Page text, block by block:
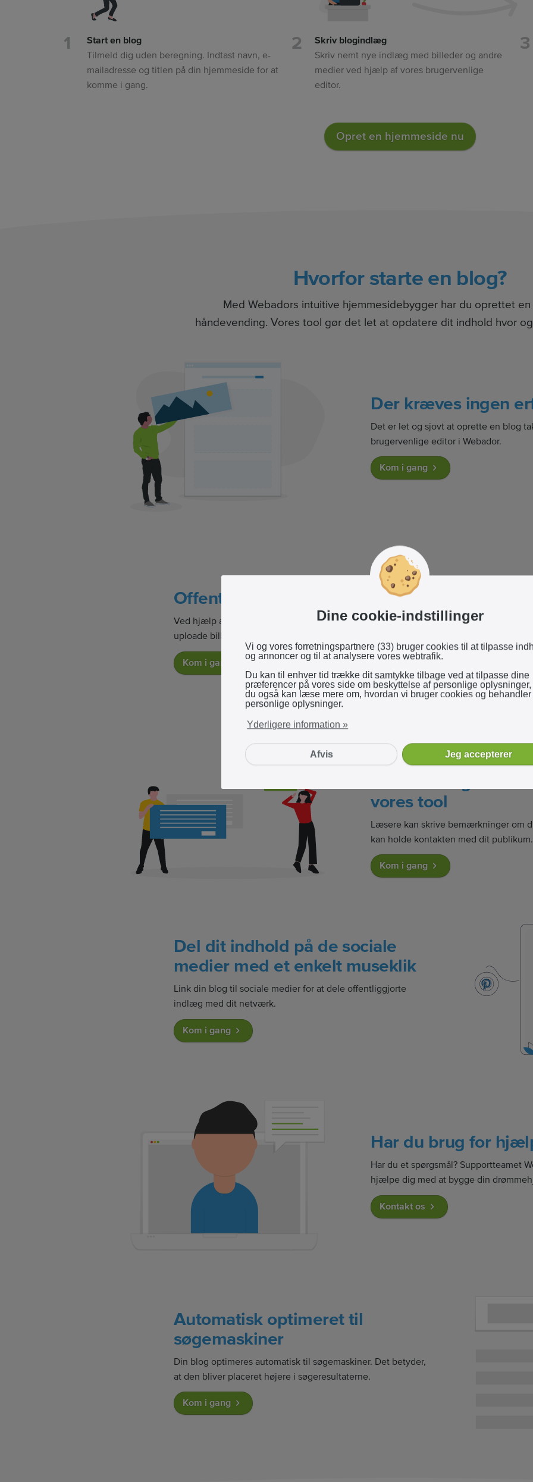
Start en blog
Tilmeld dig uden beregning. Indtast navn, e-
mailadresse og titlen på din hjemmeside for at
komme i gang.
Skriv blogindlæg
Skriv nemt nye indlæg med billeder og andre
medier ved hjælp af vores brugervenlige
editor.
Opret en hjemmeside nu
Hvorfor starte en blog?
Med Webadors intuitive hjemmesidebygger har du oprettet
håndevending. Vores tool gør det let at opdatere dit indhold hvor
Der kræves ingen
Det er let og sjovt at oprette en blog
brugervenlige editor i Webador.
Kom i gang
Offentliggør dine blogindlæg
Ved hjælp af vores editor kan du nemt skrive nye indlæg og
uploade billeder og andre medier uden beregning.
Kom i gang
Læsere kan nemt
bemærkninger ved
vores tool
Læsere kan skrive bemærkninger om
kan holde kontakten med dit publikum.
Kom i gang
Del dit indhold på de sociale
medier med et enkelt museklik
Link din blog til sociale medier for at dele offentliggjorte
indlæg med dit netværk.
Kom i gang
Har du brug for
Har du et spørgsmål? Supportteamet
hjælpe dig med at bygge din
Kontakt os
Automatisk optimeret til
søgemaskiner
Din blog optimeres automatisk til søgemaskiner. Det betyder,
at den bliver placeret højere i søgeresultaterne.
Kom i gang
Dine cookie-indstillinger
Vi og vores forretningspartnere (33) bruger cookies til at tilpasse
og annoncer og til at analysere vores webtrafik.
Du kan til enhver tid trække dit samtykke tilbage ved at tilpasse dine
præferencer på vores side om beskyttelse af personlige oplysninger,
du også kan læse mere om, hvordan vi bruger cookies og behandler
personlige oplysninger.
Yderligere information »
Afvis Jeg accepterer